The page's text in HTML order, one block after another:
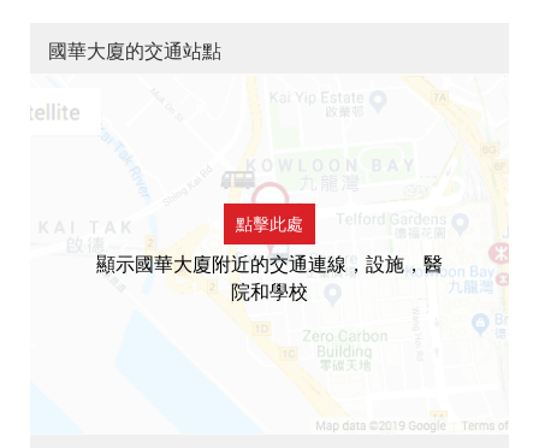
國華大廈的交通站點
點擊此處
顯示國華大廈附近的交通連線，設施，醫
院和學校